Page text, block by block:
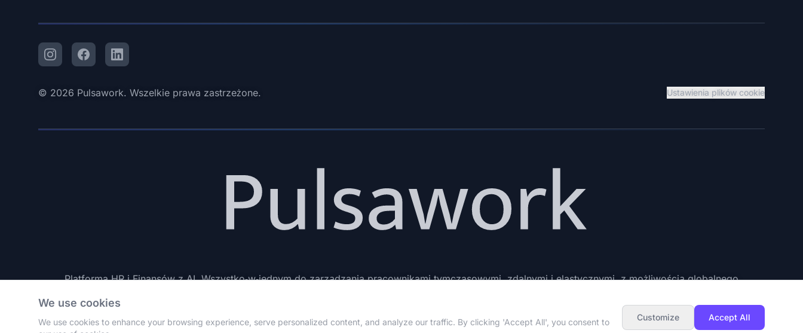
InstagramFacebookLinkedIn
© 2026 Pulsawork. Wszelkie prawa zastrzeżone. Ustawienia plików cookie
Platforma HR i Finansów z AI. Wszystko‑w‑jednym do zarządzania pracownikami tymczasowymi, zdalnymi i elastycznymi, z możliwością globalnego
We use cookies
We use cookies to enhance your browsing experience, serve personalized content, and analyze our traffic. By clicking 'Accept All', you consent to
Customize Accept All